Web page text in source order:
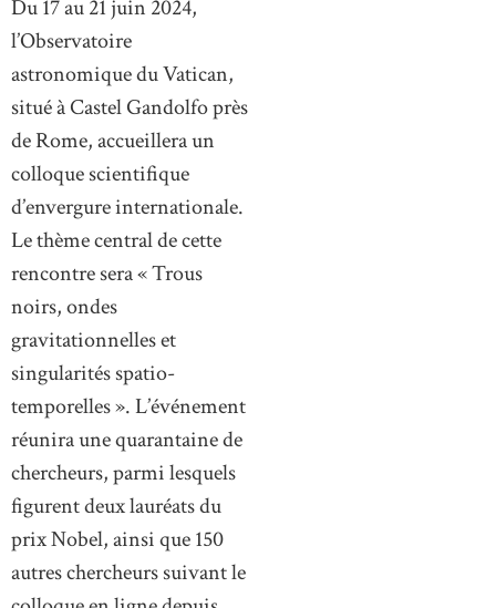
Du 17 au 21 juin 2024,
l’Observatoire
astronomique du Vatican,
situé à Castel Gandolfo près
de Rome, accueillera un
colloque scientifique
d’envergure internationale.
Le thème central de cette
rencontre sera « Trous
noirs, ondes
gravitationnelles et
singularités spatio-
temporelles ». L’événement
réunira une quarantaine de
chercheurs, parmi lesquels
figurent deux lauréats du
prix Nobel, ainsi que 150
autres chercheurs suivant le